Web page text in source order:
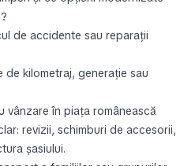
de accidente sau reparații
kilometraj, generație sau
vânzare în piața românească
revizii, schimburi de accesorii,
șasiului.